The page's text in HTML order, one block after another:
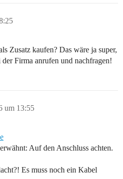
Zusatz kaufen? Das wäre ja super,
Firma anrufen und nachfragen!
um 13:55
Auf den Anschluss achten.
Es muss noch ein Kabel